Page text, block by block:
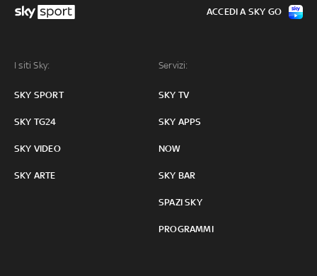
I siti Sky:
SKY SPORT
SKY TG24
SKY VIDEO
SKY ARTE
Servizi:
SKY TV
SKY APPS
NOW
SKY BAR
SPAZI SKY
PROGRAMMI
ACCEDI A SKY GO